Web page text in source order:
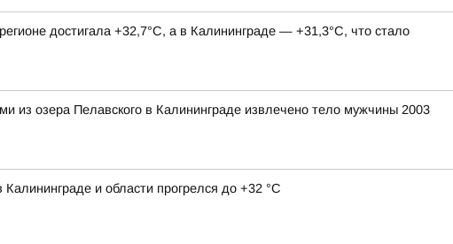
достигала +32,7°С, а в Калининграде — +31,3°С, что стало
из озера Пелавского в Калининграде извлечено тело мужчины 2003
и области прогрелся до +32 °С